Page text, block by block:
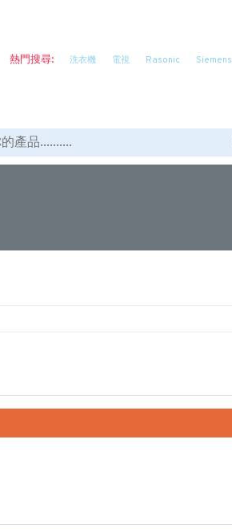
熱門搜尋: 洗衣機 電視 Rasonic Siemens